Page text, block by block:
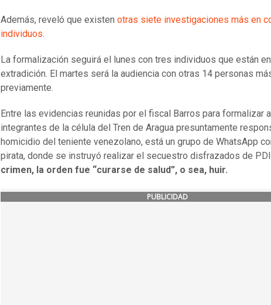
Además, reveló que existen otras siete investigaciones más en
individuos.
La formalización seguirá el lunes con tres individuos que están
extradición. El martes será la audiencia con otras 14 personas
previamente.
Entre las evidencias reunidas por el fiscal Barros para formalizar
integrantes de la célula del Tren de Aragua presuntamente
homicidio del teniente venezolano, está un grupo de WhatsApp
pirata, donde se instruyó realizar el secuestro disfrazados de
crimen, la orden fue “curarse de salud”, o sea, huir.
PUBLICIDAD